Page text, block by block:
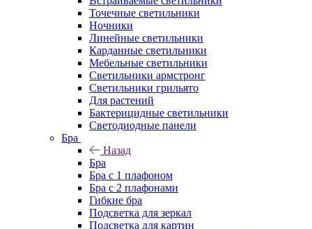
Точечные светильники
Ночники
Линейные светильники
Карданные светильники
Мебельные светильники
Светильники армстронг
Светильники грильято
Для растений
Бактерицидные светильники
Светодиодные панели
Бра
Назад
Бра
Бра с 1 плафоном
Бра с 2 плафонами
Гибкие бра
Подсветка для зеркал
Подсветка для картин